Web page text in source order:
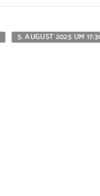
5. AUGUST 2025 UM